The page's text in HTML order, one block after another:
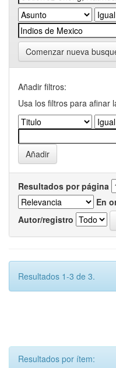
Comenzar nueva
Añadir filtros:
Usa los filtros para afinar
Resultados por página
En
Autor/registro
Resultados 1-3 de 3.
Resultados por ítem: